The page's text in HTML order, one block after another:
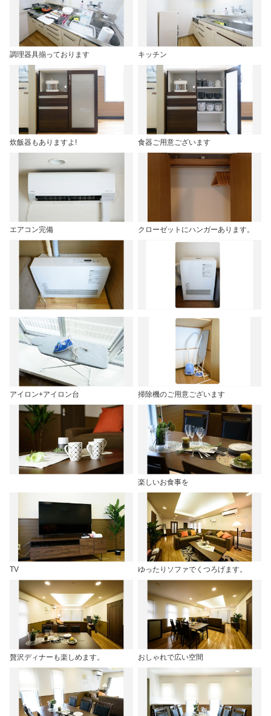
調理器具揃っております キッチン
炊飯器もありますよ! 食器ご用意ございます
エアコン完備 クローゼットにハンガーあります。
アイロン+アイロン台 掃除機のご用意ございます
楽しいお食事を
TV ゆったりソファでくつろげます。
贅沢ディナーも楽しめます。 おしゃれで広い空間